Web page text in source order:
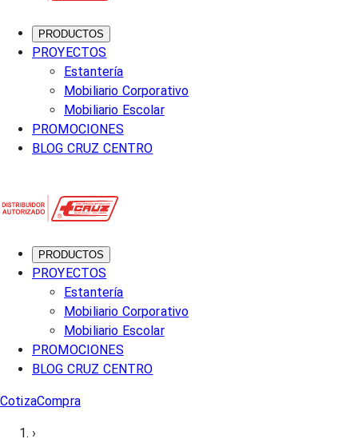
PRODUCTOS
PROYECTOS
Estantería
Mobiliario Corporativo
Mobiliario Escolar
PROMOCIONES
BLOG CRUZ CENTRO
PRODUCTOS
PROYECTOS
Estantería
Mobiliario Corporativo
Mobiliario Escolar
PROMOCIONES
BLOG CRUZ CENTRO
CotizaCompra
›